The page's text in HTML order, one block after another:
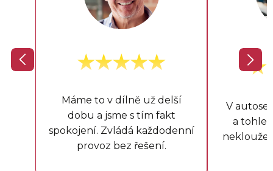
Máme to v dílně už delší
dobu a jsme s tím fakt
spokojení. Zvládá každodenní
provoz bez řešení.
V
a tohle
neklouže